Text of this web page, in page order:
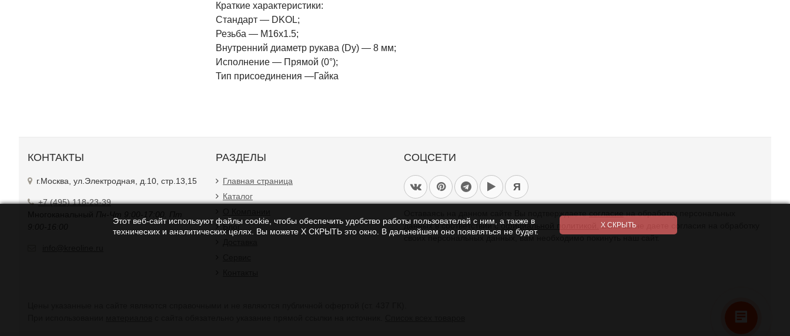
Краткие характеристики:
Стандарт — DKOL;
Резьба — M16x1.5;
Внутренний диаметр рукава (Dy) — 8 мм;
Исполнение — Прямой (0°);
Тип присоединения —Гайка
КОНТАКТЫ
г.Москва, ул.Электродная, д.10, стр.13,15
+7 (495) 118-23-39
РАЗДЕЛЫ
Главная страница
Каталог
Блог
СОЦСЕТИ
Я
данных в соответствии софициальной политикой.
Если вы не даете согласия на обработку
своих персональных данных, вам необходимо покинуть наш сайт.
Этот веб-сайт используют файлы cookie, чтобы обеспечить удобство работы пользователей с ним, а также в
технических и аналитических целях. Вы можете Х СКРЫТЬ это окно. В дальнейшем оно появляться не будет.